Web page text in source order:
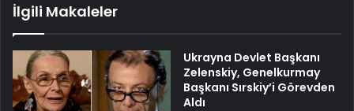
İlgili Makaleler
Ukrayna Devlet Başkanı
Zelenskiy, Genelkurmay
Başkanı Sırskiy’i Görevden
Aldı